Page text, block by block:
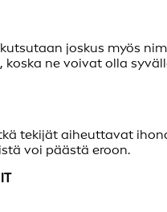
joskus myös
ne voivat olla
tekijät aiheuttavat
voi päästä eroon.